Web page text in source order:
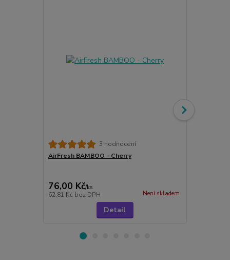
3 hodnocení
AirFresh BAMBOO - Cherry
76,00 Kč/ks
62,81 Kč bez DPH Není skladem
Detail